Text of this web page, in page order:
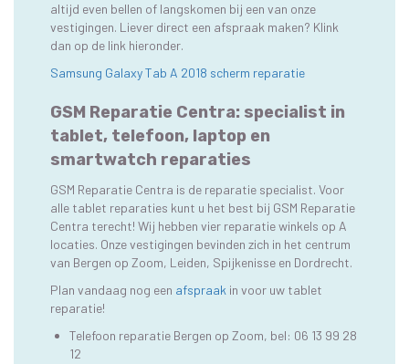
altijd even bellen of langskomen bij een van onze
vestigingen. Liever direct een afspraak maken? Klink
dan op de link hieronder.
Samsung Galaxy Tab A 2018 scherm reparatie
GSM Reparatie Centra: specialist in
tablet, telefoon, laptop en
smartwatch reparaties
GSM Reparatie Centra is de reparatie specialist. Voor
alle tablet reparaties kunt u het best bij GSM Reparatie
Centra terecht! Wij hebben vier reparatie winkels op A
locaties. Onze vestigingen bevinden zich in het centrum
van Bergen op Zoom, Leiden, Spijkenisse en Dordrecht.
Plan vandaag nog een afspraak in voor uw tablet
reparatie!
Telefoon reparatie Bergen op Zoom, bel: 06 13 99 28
12